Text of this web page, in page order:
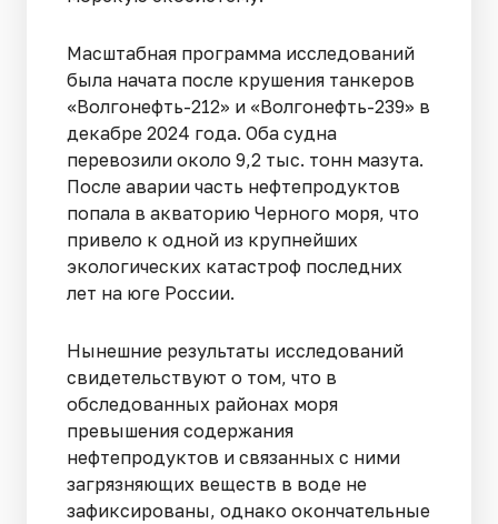
Масштабная программа исследований
была начата после крушения танкеров
«Волгонефть-212» и «Волгонефть-239» в
декабре 2024 года. Оба судна
перевозили около 9,2 тыс. тонн мазута.
После аварии часть нефтепродуктов
попала в акваторию Черного моря, что
привело к одной из крупнейших
экологических катастроф последних
лет на юге России.
Нынешние результаты исследований
свидетельствуют о том, что в
обследованных районах моря
превышения содержания
нефтепродуктов и связанных с ними
загрязняющих веществ в воде не
зафиксированы, однако окончательные